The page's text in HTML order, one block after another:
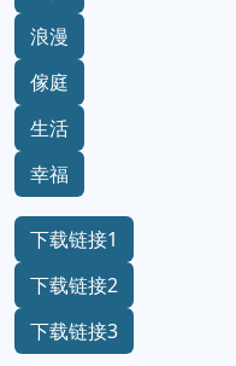
浪漫
傢庭
生活
幸福
下载链接1
下载链接2
下载链接3